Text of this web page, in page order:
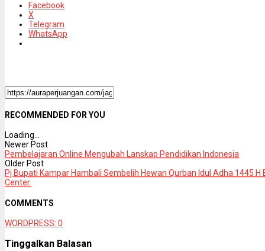
Facebook
X
Telegram
WhatsApp
RECOMMENDED FOR YOU
Loading...
Newer Post
Pembelajaran Online Mengubah Lanskap Pendidikan Indonesia
Older Post
Pj Bupati Kampar Hambali Sembelih Hewan Qurban Idul Adha 1445
Center.
COMMENTS
WORDPRESS: 0
Tinggalkan Balasan